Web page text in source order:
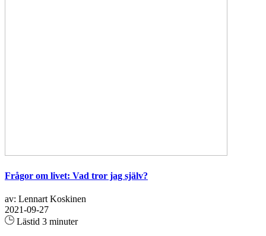
Frågor om livet: Vad tror jag själv?
av: Lennart Koskinen
2021-09-27
Lästid 3 minuter